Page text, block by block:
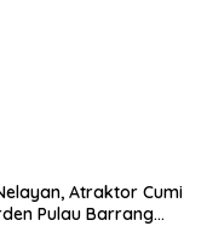
Atraktor Cumi
Pulau Barrang